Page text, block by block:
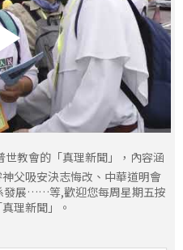
教會的「真理新聞」，內容涵
父吸安決志悔改、中華道明會
發展……等,歡迎您每周星期五按
理新聞」。